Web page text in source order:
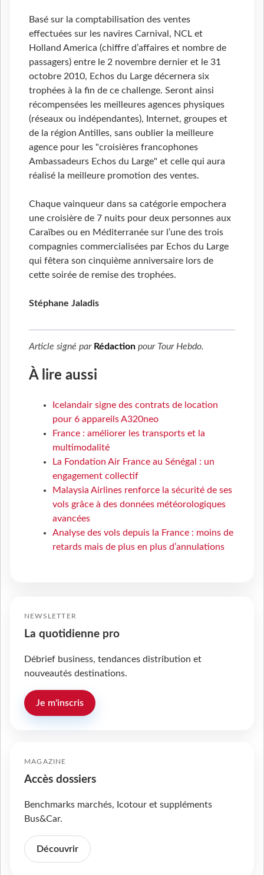
Basé sur la comptabilisation des ventes
effectuées sur les navires Carnival, NCL et
Holland America (chiffre d’affaires et nombre de
passagers) entre le 2 novembre dernier et le 31
octobre 2010, Echos du Large décernera six
trophées à la fin de ce challenge. Seront ainsi
récompensées les meilleures agences physiques
(réseaux ou indépendantes), Internet, groupes et
de la région Antilles, sans oublier la meilleure
agence pour les "croisières francophones
Ambassadeurs Echos du Large" et celle qui aura
réalisé la meilleure promotion des ventes.
Chaque vainqueur dans sa catégorie empochera
une croisière de 7 nuits pour deux personnes aux
Caraïbes ou en Méditerranée sur l’une des trois
compagnies commercialisées par Echos du Large
qui fêtera son cinquième anniversaire lors de
cette soirée de remise des trophées.
Stéphane Jaladis
Article signé par Rédaction pour Tour Hebdo.
À lire aussi
Icelandair signe des contrats de location
pour 6 appareils A320neo
France : améliorer les transports et la
multimodalité
La Fondation Air France au Sénégal : un
engagement collectif
Malaysia Airlines renforce la sécurité de ses
vols grâce à des données météorologiques
avancées
Analyse des vols depuis la France : moins de
retards mais de plus en plus d’annulations
NEWSLETTER
La quotidienne pro
Débrief business, tendances distribution et
nouveautés destinations.
Je m'inscris
MAGAZINE
Accès dossiers
Benchmarks marchés, Icotour et suppléments
Bus&Car.
Découvrir